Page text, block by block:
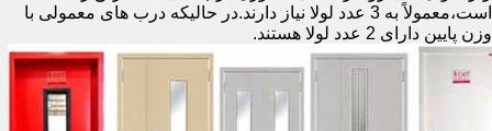
است،معمولاً به 3 عدد لولا نیاز دارند.در حالیکه درب های معمولی با
وزن پایین دارای 2 عدد لولا هستند.